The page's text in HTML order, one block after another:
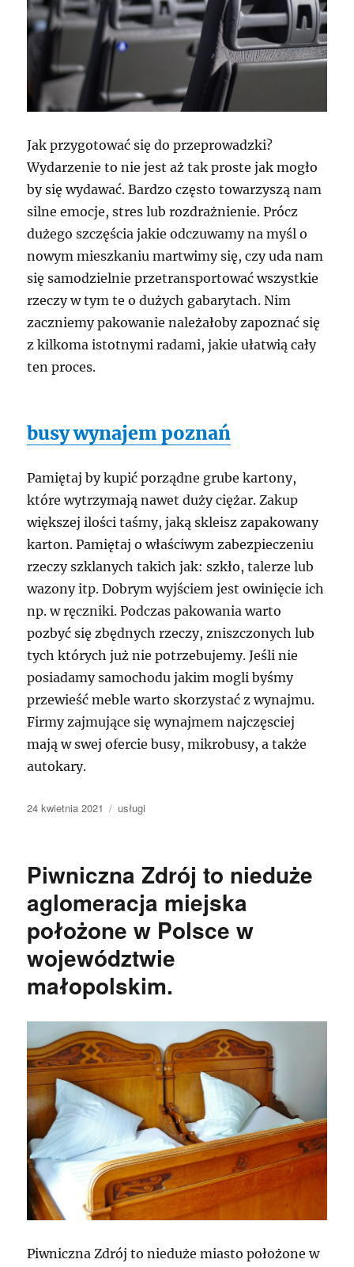
Jak przygotować się do przeprowadzki?
Wydarzenie to nie jest aż tak proste jak mogło
by się wydawać. Bardzo często towarzyszą nam
silne emocje, stres lub rozdrażnienie. Prócz
dużego szczęścia jakie odczuwamy na myśl o
nowym mieszkaniu martwimy się, czy uda nam
się samodzielnie przetransportować wszystkie
rzeczy w tym te o dużych gabarytach. Nim
zaczniemy pakowanie należałoby zapoznać się
z kilkoma istotnymi radami, jakie ułatwią cały
ten proces.
busy wynajem poznań
Pamiętaj by kupić porządne grube kartony,
które wytrzymają nawet duży ciężar. Zakup
większej ilości taśmy, jaką skleisz zapakowany
karton. Pamiętaj o właściwym zabezpieczeniu
rzeczy szklanych takich jak: szkło, talerze lub
wazony itp. Dobrym wyjściem jest owinięcie ich
np. w ręczniki. Podczas pakowania warto
pozbyć się zbędnych rzeczy, zniszczonych lub
tych których już nie potrzebujemy. Jeśli nie
posiadamy samochodu jakim mogli byśmy
przewieść meble warto skorzystać z wynajmu.
Firmy zajmujące się wynajmem najczęsciej
mają w swej ofercie busy, mikrobusy, a także
autokary.
Data
24 kwietnia 2021 Kategorie
usługi
Piwniczna Zdrój to nieduże
aglomeracja miejska
położone w Polsce w
województwie
małopolskim.
Piwniczna Zdrój to nieduże miasto położone w